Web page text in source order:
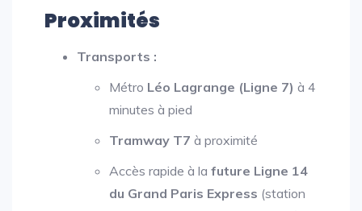
Proximités
Transports :
Métro Léo Lagrange (Ligne 7) à 4
minutes à pied
Tramway T7 à proximité
Accès rapide à la future Ligne 14
du Grand Paris Express (station